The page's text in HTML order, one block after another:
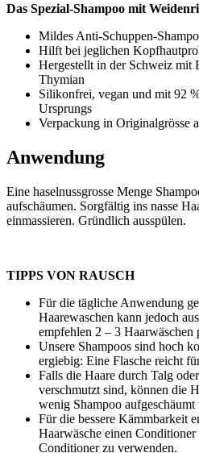
Das Spezial-Shampoo mit
Mildes Anti-Schuppen-
Hilft bei jeglichen
Hergestellt in der Schweiz mit
Thymian
Silikonfrei, vegan und mit 92
Ursprungs
Verpackung in Originalgrösse
Anwendung
Eine haselnussgrosse Menge
aufschäumen. Sorgfältig ins nasse
einmassieren. Gründlich ausspülen.
TIPPS VON RAUSCH
Für die tägliche Anwendung
Haarewaschen kann jedoch
empfehlen 2 – 3 Haarwäschen
Unsere Shampoos sind hoch
ergiebig: Eine Flasche reicht
Falls die Haare durch Talg
verschmutzt sind, können die
wenig Shampoo aufgeschäumt
Für die bessere Kämmbarkeit
Haarwäsche einen
Conditioner zu verwenden.